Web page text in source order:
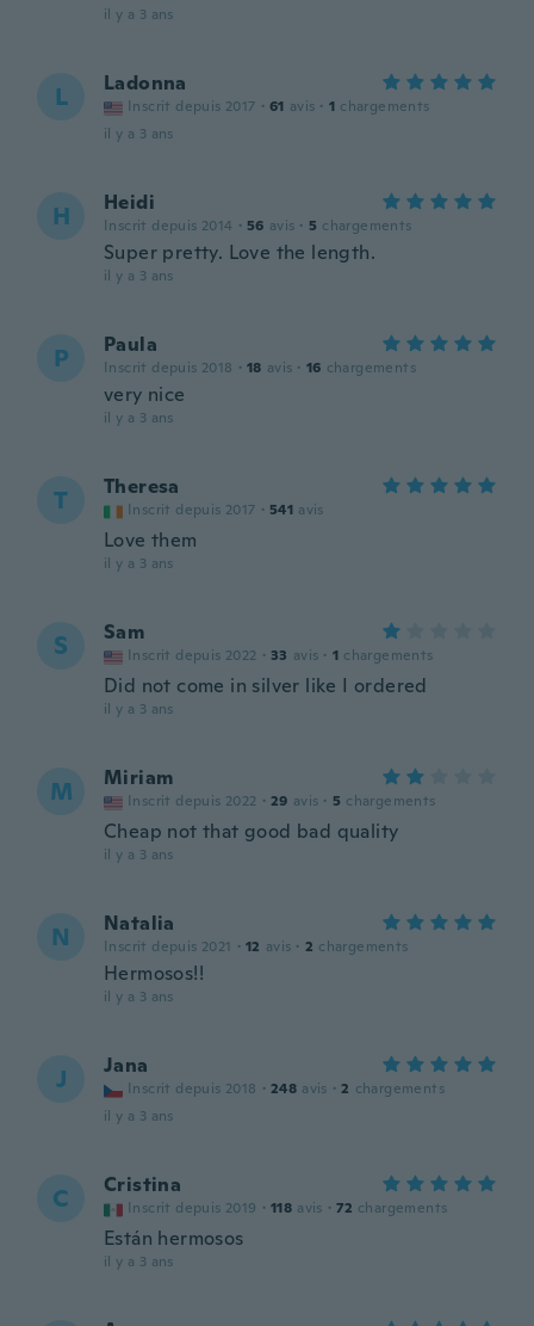
il y a 3 ans
L Ladonna
Inscrit depuis 2017 · 61 avis · 1 chargements
il y a 3 ans
H Heidi
Inscrit depuis 2014 · 56 avis · 5 chargements
Super pretty. Love the length.
il y a 3 ans
P Paula
Inscrit depuis 2018 · 18 avis · 16 chargements
very nice
il y a 3 ans
T Theresa
Inscrit depuis 2017 · 541 avis
Love them
il y a 3 ans
S Sam
Inscrit depuis 2022 · 33 avis · 1 chargements
Did not come in silver like I ordered
il y a 3 ans
M Miriam
Inscrit depuis 2022 · 29 avis · 5 chargements
Cheap not that good bad quality
il y a 3 ans
N Natalia
Inscrit depuis 2021 · 12 avis · 2 chargements
Hermosos!!
il y a 3 ans
J Jana
Inscrit depuis 2018 · 248 avis · 2 chargements
il y a 3 ans
C Cristina
Inscrit depuis 2019 · 118 avis · 72 chargements
Están hermosos
il y a 3 ans